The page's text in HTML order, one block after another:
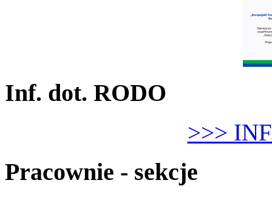
Inf. dot. RODO
>>>
Pracownie - sekcje